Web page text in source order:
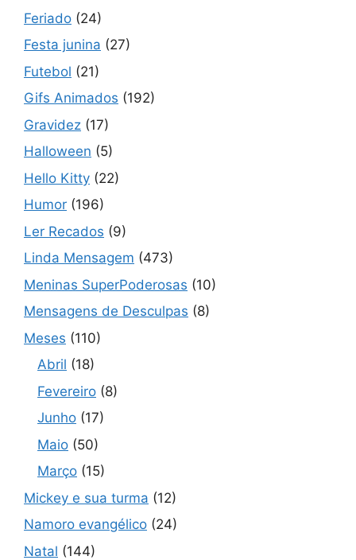
Feriado (24)
Festa junina (27)
Futebol (21)
Gifs Animados (192)
Gravidez (17)
Halloween (5)
Hello Kitty (22)
Humor (196)
Ler Recados (9)
Linda Mensagem (473)
Meninas SuperPoderosas (10)
Mensagens de Desculpas (8)
Meses (110)
Abril (18)
Fevereiro (8)
Junho (17)
Maio (50)
Março (15)
Mickey e sua turma (12)
Namoro evangélico (24)
Natal (144)